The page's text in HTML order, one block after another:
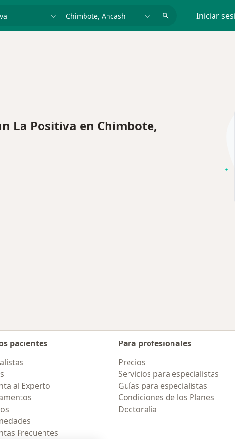
Iniciar
La Positiva en Chimbote,
pacientes
al Experto
Frecuentes
Para profesionales
Precios
Servicios para especialistas
Guías para especialistas
Condiciones de los Planes
Doctoralia